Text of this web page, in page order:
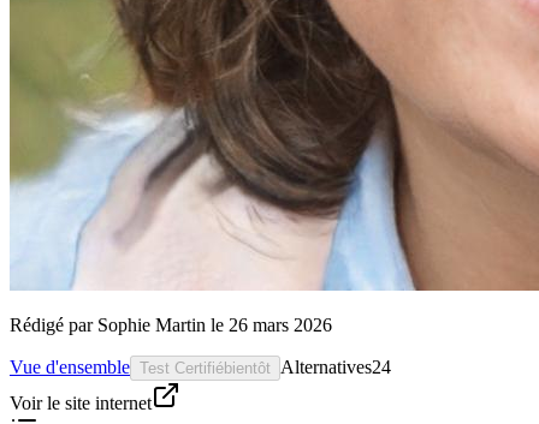
Rédigé par Sophie Martin le 26 mars 2026
Vue d'ensemble Test Certifiébientôt Alternatives24
Voir le site internet